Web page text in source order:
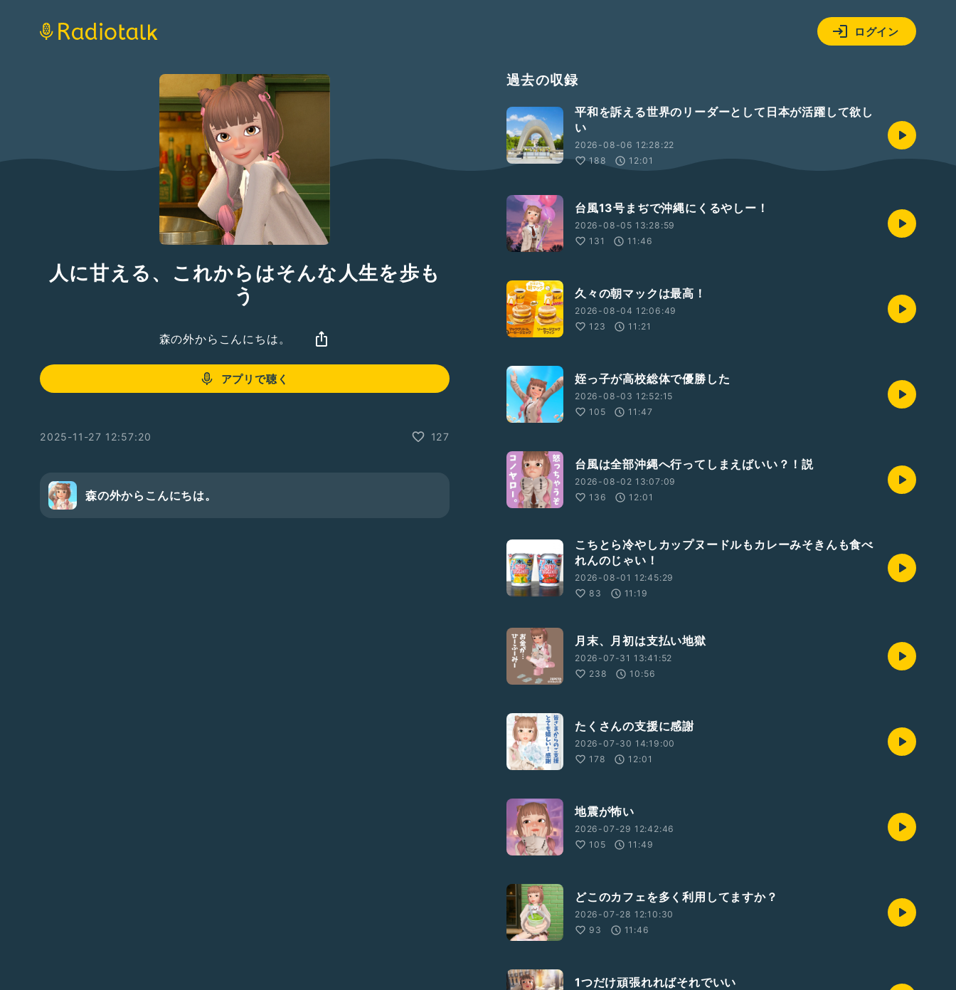
ログイン
人に甘える、これからはそんな人生を歩も
う
森の外からこんにちは。
アプリで聴く
2025-11-27 12:57:20 127
森の外からこんにちは。
過去の収録
平和を訴える世界のリーダーとして日本が活躍して欲し
い
2026-08-06 12:28:22
188
12:01
台風13号まぢで沖縄にくるやしー！
2026-08-05 13:28:59
131
11:46
久々の朝マックは最高！
2026-08-04 12:06:49
123
11:21
姪っ子が高校総体で優勝した
2026-08-03 12:52:15
105
11:47
台風は全部沖縄へ行ってしまえばいい？！説
2026-08-02 13:07:09
136
12:01
こちとら冷やしカップヌードルもカレーみそきんも食べ
れんのじゃい！
2026-08-01 12:45:29
83
11:19
月末、月初は支払い地獄
2026-07-31 13:41:52
238
10:56
たくさんの支援に感謝
2026-07-30 14:19:00
178
12:01
地震が怖い
2026-07-29 12:42:46
105
11:49
どこのカフェを多く利用してますか？
2026-07-28 12:10:30
93
11:46
1つだけ頑張れればそれでいい